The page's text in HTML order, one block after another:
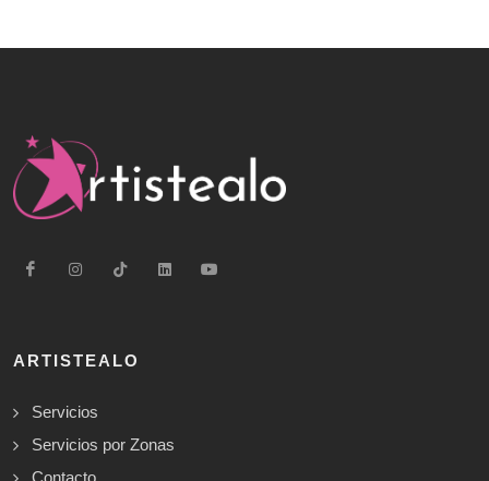
ARTISTEALO
Servicios
Servicios por Zonas
Contacto